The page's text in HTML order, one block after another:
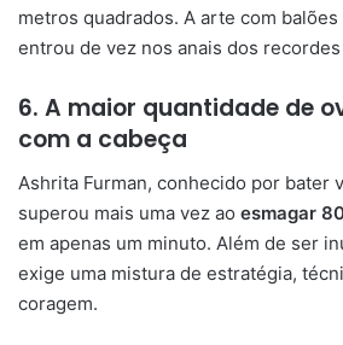
metros quadrados. A arte com
entrou de vez nos anais dos
6. A maior quantidade de
com a cabeça
Ashrita Furman, conhecido por bater
superou mais uma vez ao esmagar
em apenas um minuto. Além de ser
exige uma mistura de estratégia,
coragem.